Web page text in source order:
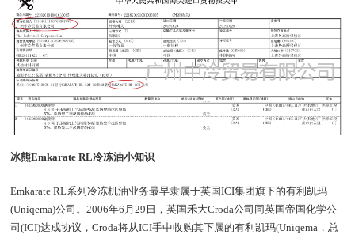
冰熊Emkarate RL冷冻油小知识
Emkarate RL系列冷冻机油业务最早隶属于英国ICI集团旗下的有利凯玛
(Uniqema)公司。2006年6月29日，英国禾大Croda公司同英国帝国化学公
司(ICI)达成协议，Croda将从ICI手中收购其下属的有利凯玛(Uniqema，总